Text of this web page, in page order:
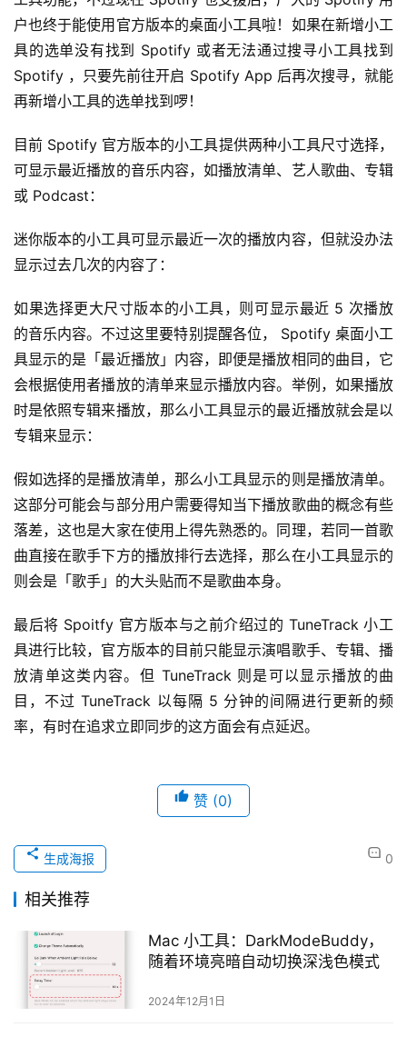
户也终于能使用官方版本的桌面小工具啦！如果在新增小工
具的选单没有找到 Spotify 或者无法通过搜寻小工具找到
Spotify ，只要先前往开启 Spotify App 后再次搜寻，就能
再新增小工具的选单找到啰！
目前 Spotify 官方版本的小工具提供两种小工具尺寸选择，
可显示最近播放的音乐内容，如播放清单、艺人歌曲、专辑
或 Podcast：
迷你版本的小工具可显示最近一次的播放内容，但就没办法
显示过去几次的内容了：
如果选择更大尺寸版本的小工具，则可显示最近 5 次播放
的音乐内容。不过这里要特别提醒各位， Spotify 桌面小工
具显示的是「最近播放」内容，即便是播放相同的曲目，它
会根据使用者播放的清单来显示播放内容。举例，如果播放
时是依照专辑来播放，那么小工具显示的最近播放就会是以
专辑来显示：
假如选择的是播放清单，那么小工具显示的则是播放清单。
这部分可能会与部分用户需要得知当下播放歌曲的概念有些
落差，这也是大家在使用上得先熟悉的。同理，若同一首歌
曲直接在歌手下方的播放排行去选择，那么在小工具显示的
则会是「歌手」的大头贴而不是歌曲本身。
最后将 Spoitfy 官方版本与之前介绍过的 TuneTrack 小工
具进行比较，官方版本的目前只能显示演唱歌手、专辑、播
放清单这类内容。但 TuneTrack 则是可以显示播放的曲
目，不过 TuneTrack 以每隔 5 分钟的间隔进行更新的频
率，有时在追求立即同步的这方面会有点延迟。
赞 (0)
0
生成海报
相关推荐
Mac 小工具：DarkModeBuddy，
随着环境亮暗自动切换深浅色模式
2024年12月1日